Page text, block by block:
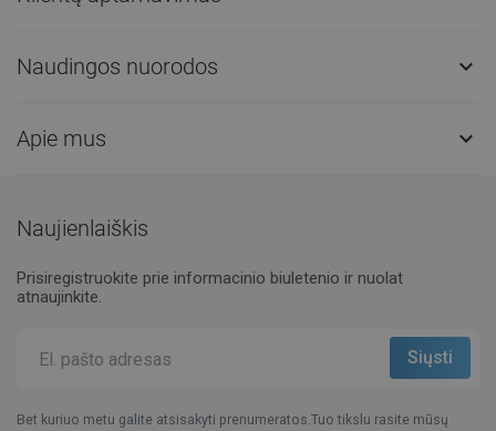
Naudingos nuorodos 
Apie mus 
Naujienlaiškis
Prisiregistruokite prie informacinio biuletenio ir nuolat
atnaujinkite.
Bet kuriuo metu galite atsisakyti prenumeratos.Tuo tikslu rasite mūsų